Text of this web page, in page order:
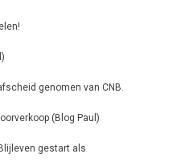
genomen van CNB.
(Blog Paul)
gestart als